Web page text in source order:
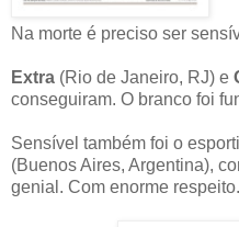
Na morte é preciso ser
Extra (Rio de Janeiro, RJ) e
conseguiram. O branco foi
Sensível também foi o
(Buenos Aires, Argentina),
genial. Com enorme respeito.